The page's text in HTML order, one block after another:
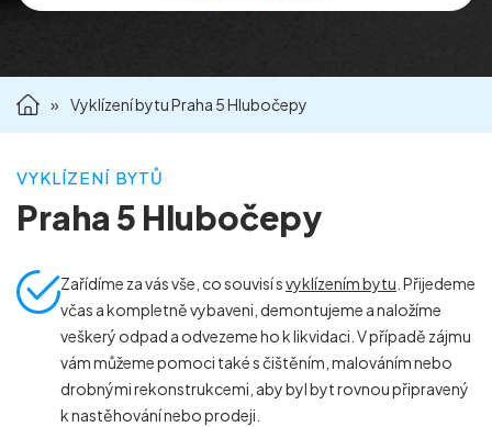
» Vyklízení bytu Praha 5 Hlubočepy
VYKLÍZENÍ BYTŮ
Praha 5 Hlubočepy
Zařídíme za vás vše, co souvisí svyklízením bytu . Přijedeme
včas a kompletně vybaveni, demontujeme a naložíme
veškerý odpad a odvezeme ho k likvidaci. V případě zájmu
vám můžeme pomoci také s čištěním, malováním nebo
drobnými rekonstrukcemi, aby byl byt rovnou připravený
k nastěhování nebo prodeji.